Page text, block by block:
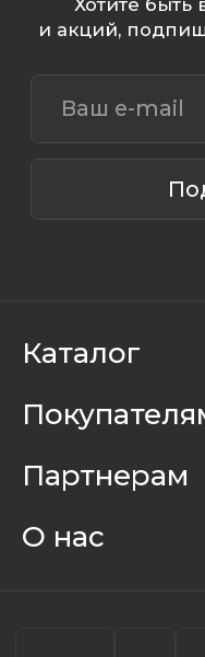
Каталог
Партнерам
О нас